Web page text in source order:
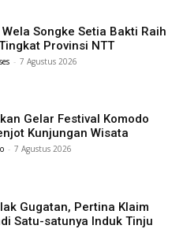
Songke Setia Bakti Raih
Provinsi NTT
- 7 Agustus 2026
Gelar Festival Komodo
Kunjungan Wisata
- 7 Agustus 2026
Gugatan, Pertina Klaim
Satu-satunya Induk Tinju